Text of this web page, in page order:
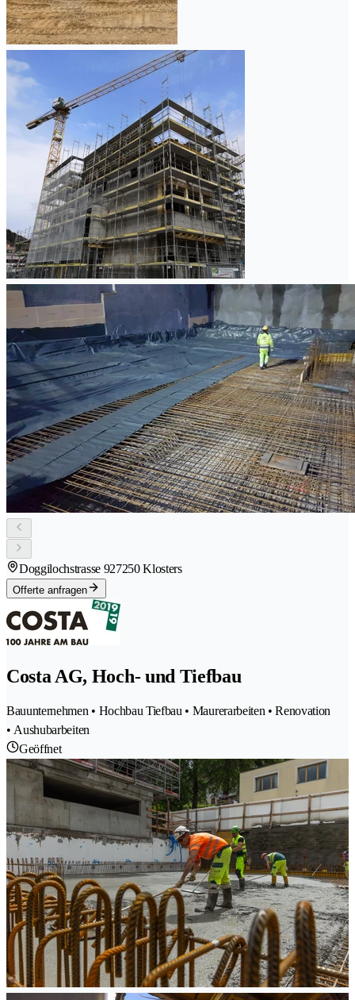
Doggilochstrasse 927250 Klosters
Offerte anfragen
Costa AG, Hoch- und Tiefbau
Bauunternehmen • Hochbau Tiefbau • Maurerarbeiten • Renovation
• Aushubarbeiten
Geöffnet